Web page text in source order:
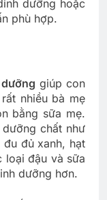
dưỡng hoặc
phù hợp.
giúp con
nhiều bà mẹ
bằng sữa mẹ.
chất như
đủ xanh, hạt
loại đậu và sữa
dưỡng hơn.